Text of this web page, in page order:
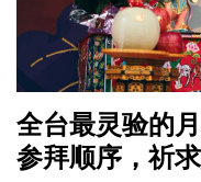
全台最灵验的
参拜顺序，祈